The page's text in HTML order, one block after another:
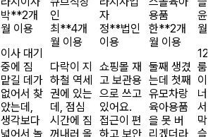
박**2개
월 이용
이사 대기
중에 짐
맡길 데가
없어서 찾
았는데,
생각보다
넓어서 놀
인
최**4개
월 이용
다락이 지
하철 역세
권에 있는
데, 점심
시간에 짐
꺼내러 올
자
정**법인
이용
쇼핑몰 재
고 보관용
으로 쓰고
있어요.
접근이 편
하고 보안
용품
한**2개
월 이용
둘째 생겼
는데 첫째
유모차랑
육아용품
을 못 버
리겠더라
윤
월
12
룸
이
너
서
막
슬